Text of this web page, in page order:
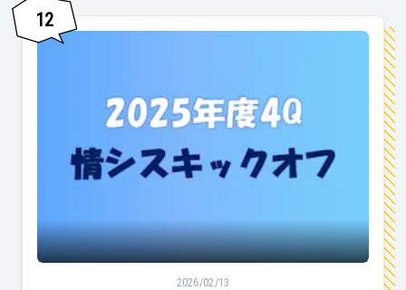
12
「攻め」の情シスへ。理念を語り合ったキックオフの
2026/02/13